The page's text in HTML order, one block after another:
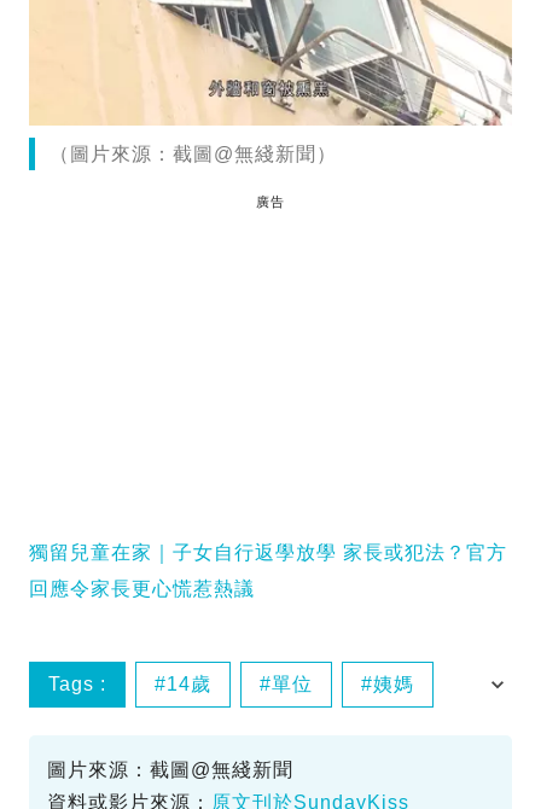
（圖片來源：截圖@無綫新聞）
廣告
獨留兒童在家｜子女自行返學放學 家長或犯法？官方
回應令家長更心慌惹熱議
Tags : 14歲 單位 姨媽
圖片來源：截圖@無綫新聞
資料或影片來源： 原文刊於SundayKiss